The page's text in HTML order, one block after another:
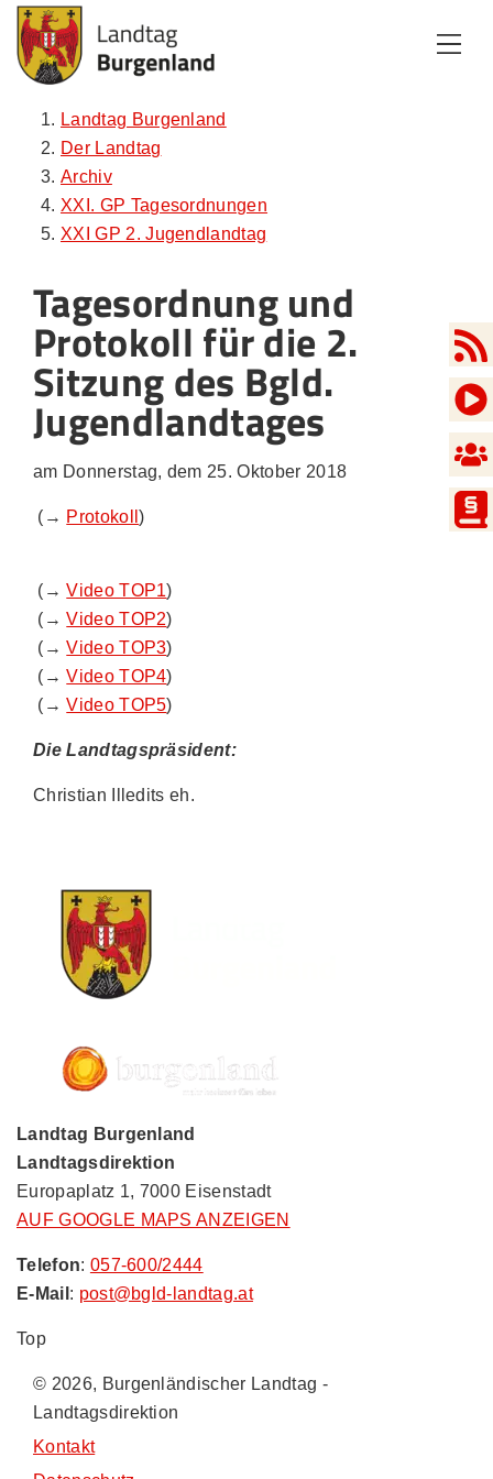
Zum Inhalt
Zum Menü
Zur Suche
Landtag Burgenland
Der Landtag
Archiv
XXI. GP Tagesordnungen
XXI GP 2. Jugendlandtag
Tagesordnung und
Protokoll für die 2.
Sitzung des Bgld.
Jugendlandtages
am Donnerstag, dem 25. Oktober 2018
(→ Protokoll)
(→Video TOP1)
(→Video TOP2)
(→Video TOP3)
(→Video TOP4)
(→Video TOP5)
Die Landtagspräsident:
Christian Illedits eh.
Landtag Burgenland
Landtagsdirektion
Europaplatz 1, 7000 Eisenstadt
AUF GOOGLE MAPS ANZEIGEN
Telefon: 057-600/2444
E-Mail : post@bgld-landtag.at
Top
© 2026, Burgenländischer Landtag -
Landtagsdirektion
Kontakt